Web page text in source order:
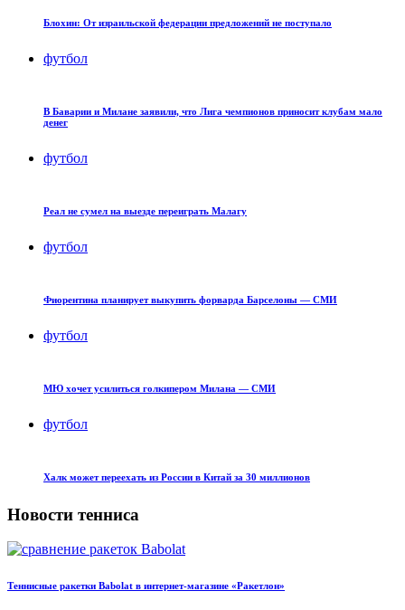
Блохин: От израильской федерации предложений не поступало
футбол
В Баварии и Милане заявили, что Лига чемпионов приносит клубам мало
денег
футбол
Реал не сумел на выезде переиграть Малагу
футбол
Фиорентина планирует выкупить форварда Барселоны — СМИ
футбол
МЮ хочет усилиться голкипером Милана — СМИ
футбол
Халк может переехать из России в Китай за 30 миллионов
Новости тенниса
Теннисные ракетки Babolat в интернет-магазине «Ракетлон»